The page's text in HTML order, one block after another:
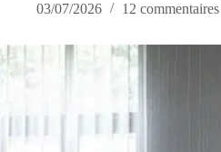
03/07/2026
12 commentaires